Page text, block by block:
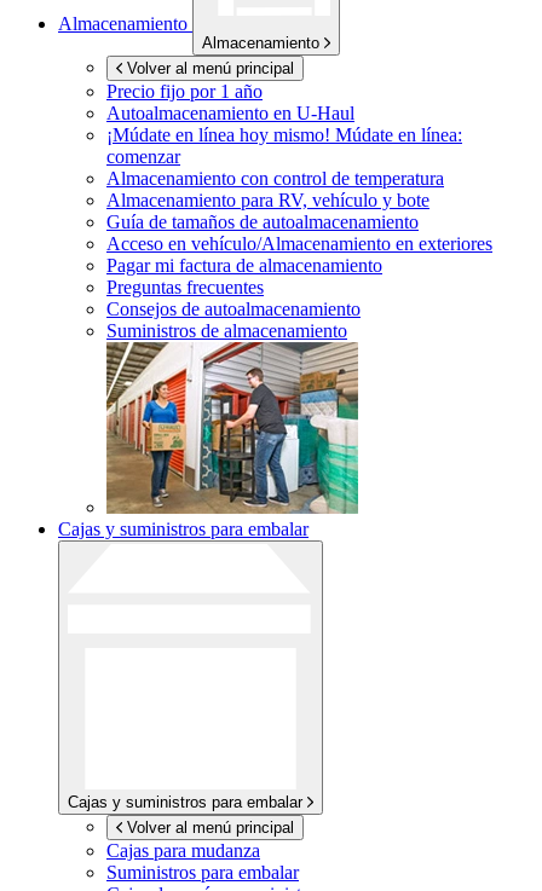
Almacenamiento
Almacenamiento
Volver al menú principal
Precio fijo por 1 año
Autoalmacenamiento en U-Haul
¡Múdate en línea hoy mismo! Múdate en línea:
comenzar
Almacenamiento con control de temperatura
Almacenamiento para RV, vehículo y bote
Guía de tamaños de autoalmacenamiento
Acceso en vehículo/Almacenamiento en exteriores
Pagar mi factura de almacenamiento
Preguntas frecuentes
Consejos de autoalmacenamiento
Suministros de almacenamiento
Cajas y suministros para embalar
Cajas y suministros para embalar
Volver al menú principal
Cajas para mudanza
Suministros para embalar